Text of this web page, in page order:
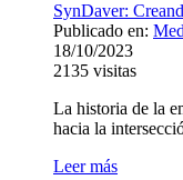
SynDaver:
Publicado en:
18/10/2023
2135 visitas
La historia de la
hacia la
Leer más